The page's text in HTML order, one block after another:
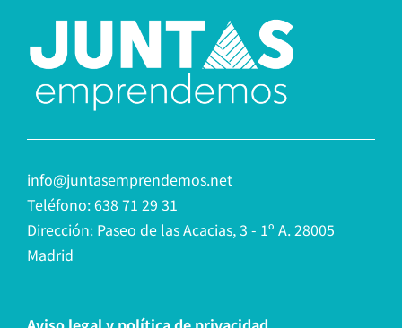
info@juntasemprendemos.net
Teléfono: 638 71 29 31
Dirección: Paseo de las Acacias, 3 - 1º A. 28005
Madrid